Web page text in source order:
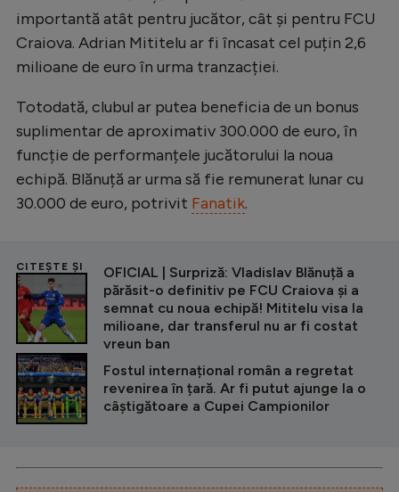
importantă atât pentru jucător, cât și pentru FCU
Craiova. Adrian Mititelu ar fi încasat cel puțin 2,6
milioane de euro în urma tranzacției.
Totodată, clubul ar putea beneficia de un bonus
suplimentar de aproximativ 300.000 de euro, în
funcție de performanțele jucătorului la noua
echipă. Blănuță ar urma să fie remunerat lunar cu
30.000 de euro, potrivit Fanatik.
CITEȘTE ȘI
OFICIAL | Surpriză: Vladislav Blănuță a
părăsit-o definitiv pe FCU Craiova și a
semnat cu noua echipă! Mititelu visa la
milioane, dar transferul nu ar fi costat
vreun ban
Fostul internațional român a regretat
revenirea în țară. Ar fi putut ajunge la o
câștigătoare a Cupei Campionilor